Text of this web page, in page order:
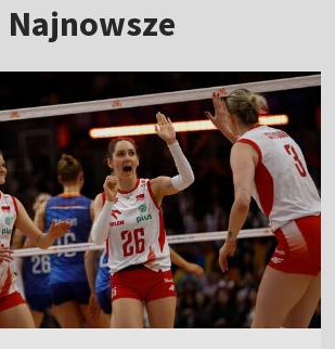
Najnowsze